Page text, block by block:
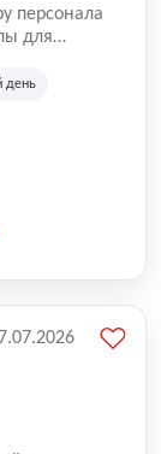
персонала
для
день